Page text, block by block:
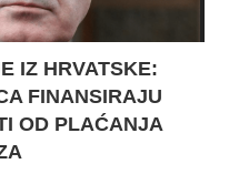
IZ HRVATSKE:
FINANSIRAJU
OD PLAĆANJA